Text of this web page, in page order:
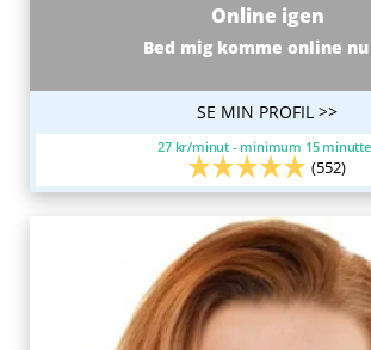
Online igen
Bed mig komme online nu
SE MIN PROFIL >>
27 kr/minut - minimum 15
(552)